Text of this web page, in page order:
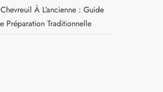
À L’ancienne : Guide
Préparation Traditionnelle